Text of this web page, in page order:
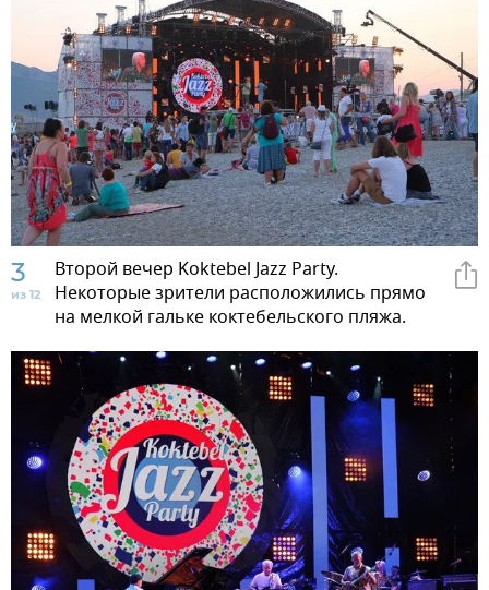
3
из 12
Второй вечер Koktebel Jazz Party.
Некоторые зрители расположились прямо
на мелкой гальке коктебельского пляжа.